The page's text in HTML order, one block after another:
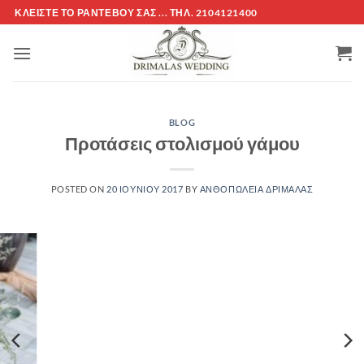
Μετάβαση
στο
περιεχόμενο
ΚΛΕΊΣΤΕ ΤΌ ΡΑΝΤΕΒΟΎ ΣΑΣ ... ΤΗΛ. 2104121400
BLOG
Προτάσεις στολισμού γάμου
POSTED ON 20 ΙΟΥΝΊΟΥ 2017 BY ΑΝΘΟΠΩΛΕΙΑ ΔΡΙΜΆΛΑΣ
24